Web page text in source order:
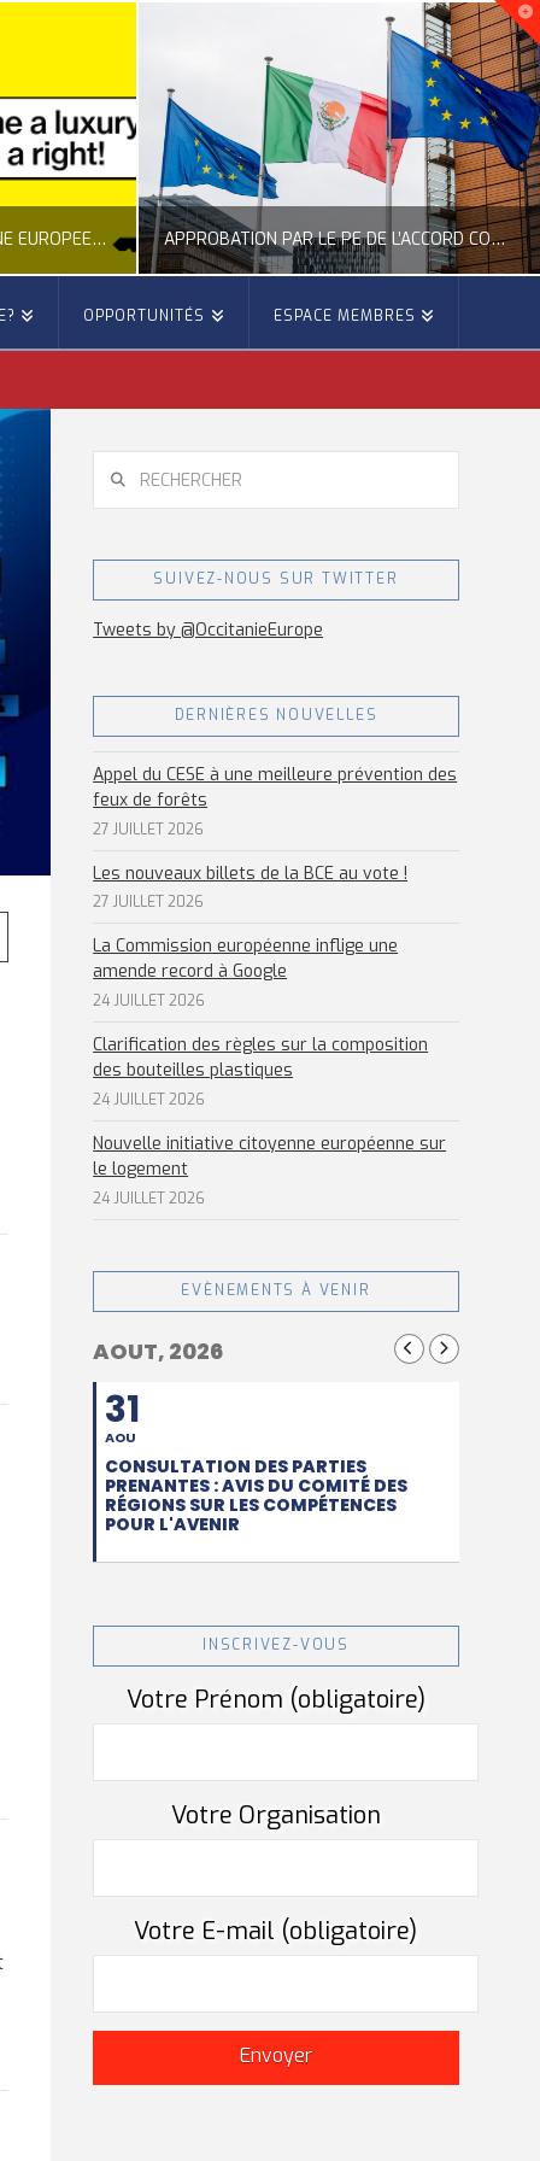
NOUVELLE INITIATIVE CITOYENNE EUROPÉENNE SUR LE LOGEMENT
LOGEMENT
APPROBATION PAR LE PE DE L’ACCORD COMMERCIAL ENTRE L’UE ET LE MEXIQUE
ACTION EXTÉRIEURE, ACTUALITÉ DE L'UNION EUROPÉENNE
JUILLET 22, 2026
OPPORTUNITÉS ESPACE MEMBRES
SUIVEZ-NOUS SUR TWITTER
Tweets by @OccitanieEurope
DERNIÈRES NOUVELLES
Appel du CESE à une meilleure prévention des
feux de forêts
27 JUILLET 2026
Les nouveaux billets de la BCE au vote !
27 JUILLET 2026
La Commission européenne inflige une
amende record à Google
24 JUILLET 2026
Clarification des règles sur la composition
des bouteilles plastiques
24 JUILLET 2026
Nouvelle initiative citoyenne européenne sur
le logement
24 JUILLET 2026
EVÈNEMENTS À VENIR
AOUT, 2026
31
AOU
CONSULTATION DES PARTIES
PRENANTES : AVIS DU COMITÉ DES
RÉGIONS SUR LES COMPÉTENCES
POUR L'AVENIR
INSCRIVEZ-VOUS
Votre Prénom (obligatoire)
Votre Organisation
Votre E-mail (obligatoire)